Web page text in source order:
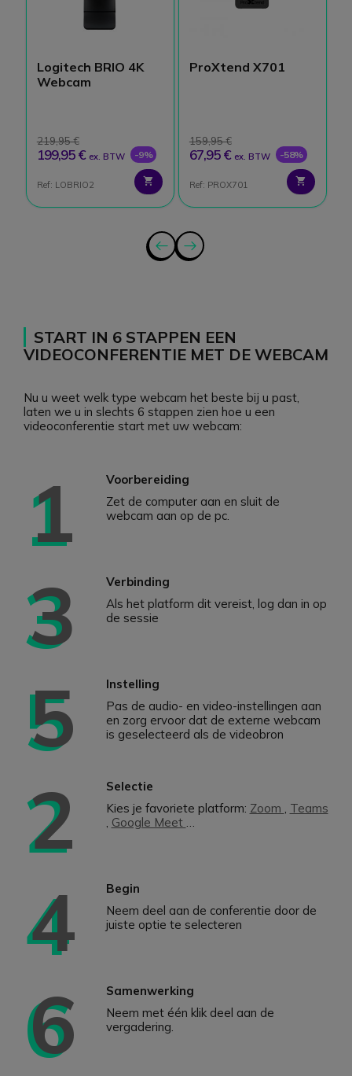
Logitech BRIO 4K
Webcam
219,95 €
199,95 € ex. BTW -9%
Ref: LOBRIO2
ProXtend X701
159,95 €
67,95 € ex. BTW -58%
Ref: PROX701
START IN 6 STAPPEN EEN
VIDEOCONFERENTIE MET DE WEBCAM
Nu u weet welk type webcam het beste bij u past,
laten we u in slechts 6 stappen zien hoe u een
videoconferentie start met uw webcam:
1
Voorbereiding
Zet de computer aan en sluit de
webcam aan op de pc.
3
Verbinding
Als het platform dit vereist, log dan in op
de sessie
5
Instelling
Pas de audio- en video-instellingen aan
en zorg ervoor dat de externe webcam
is geselecteerd als de videobron
2
Selectie
Kies je favoriete platform: Zoom , Teams
, Google Meet …
4
Begin
Neem deel aan de conferentie door de
juiste optie te selecteren
6
Samenwerking
Neem met één klik deel aan de
vergadering.